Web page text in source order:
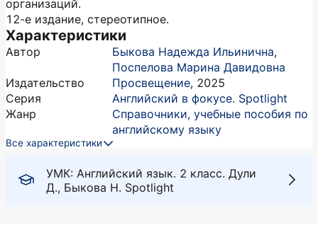
УМК: Английский язык. 2 класс. Дули
Д., Быкова Н. Spotlight
организаций.
12-е издание, стереотипное.
Характеристики
Автор Быкова Надежда Ильинична,
Поспелова Марина Давидовна
Издательство
Просвещение, 2025
Серия
Английский в фокусе. Spotlight
Жанр
Справочники, учебные пособия по
английскому языку
Все характеристики